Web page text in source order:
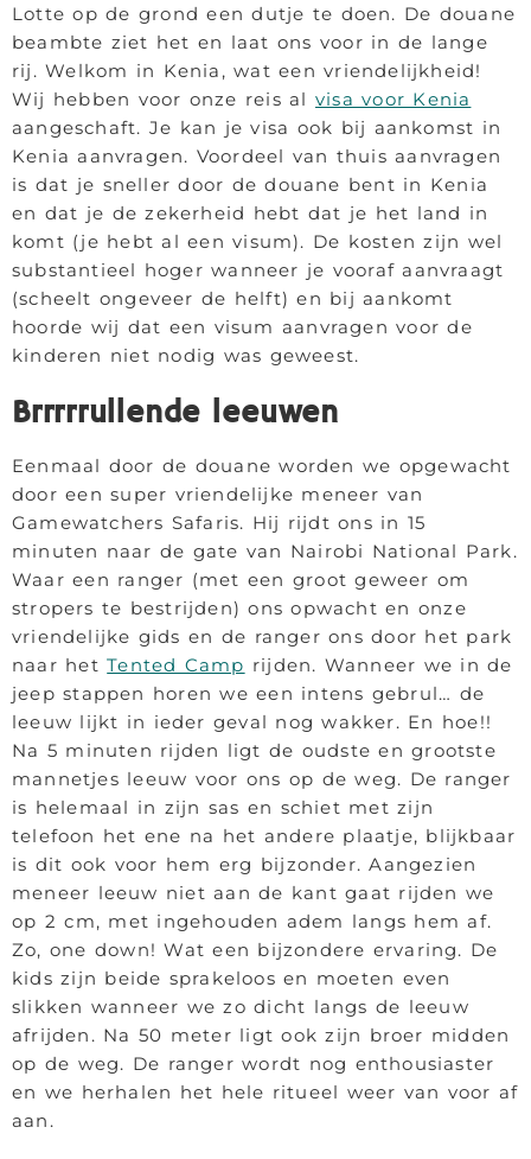
Lotte op de grond een dutje te doen. De douane
beambte ziet het en laat ons voor in de lange
rij. Welkom in Kenia, wat een vriendelijkheid!
Wij hebben voor onze reis al visa voor Kenia
aangeschaft. Je kan je visa ook bij aankomst in
Kenia aanvragen. Voordeel van thuis aanvragen
is dat je sneller door de douane bent in Kenia
en dat je de zekerheid hebt dat je het land in
komt (je hebt al een visum). De kosten zijn wel
substantieel hoger wanneer je vooraf aanvraagt
(scheelt ongeveer de helft) en bij aankomt
hoorde wij dat een visum aanvragen voor de
kinderen niet nodig was geweest.
Brrrrrullende leeuwen
Eenmaal door de douane worden we opgewacht
door een super vriendelijke meneer van
Gamewatchers Safaris. Hij rijdt ons in 15
minuten naar de gate van Nairobi National Park.
Waar een ranger (met een groot geweer om
stropers te bestrijden) ons opwacht en onze
vriendelijke gids en de ranger ons door het park
naar hetTented Camp rijden. Wanneer we in de
jeep stappen horen we een intens gebrul… de
leeuw lijkt in ieder geval nog wakker. En hoe!!
Na 5 minuten rijden ligt de oudste en grootste
mannetjes leeuw voor ons op de weg. De ranger
is helemaal in zijn sas en schiet met zijn
telefoon het ene na het andere plaatje, blijkbaar
is dit ook voor hem erg bijzonder. Aangezien
meneer leeuw niet aan de kant gaat rijden we
op 2 cm, met ingehouden adem langs hem af.
Zo, one down! Wat een bijzondere ervaring. De
kids zijn beide sprakeloos en moeten even
slikken wanneer we zo dicht langs de leeuw
afrijden. Na 50 meter ligt ook zijn broer midden
op de weg. De ranger wordt nog enthousiaster
en we herhalen het hele ritueel weer van voor af
aan.